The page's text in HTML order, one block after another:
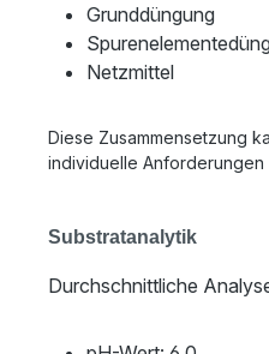
Grunddüngung
Netzmittel
Diese Zusammensetzung
individuelle
Substratanalytik
Durchschnittliche